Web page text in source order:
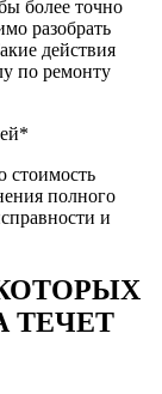
более точно
разобрать
действия
по ремонту
стоимость
полного
и
ТЕЧЕТ